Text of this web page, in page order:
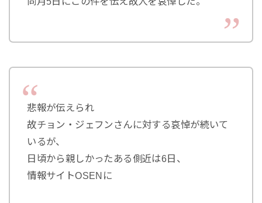
悲報が伝えられ
故チョン・ジェフンさんに対する哀悼が続いて
いるが、
日頃から親しかったある側近は6日、
情報サイトOSENに